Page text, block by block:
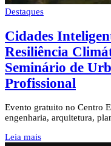
Destaques
Cidades
Resiliência
Seminário de
Profissional
Evento gratuito no Centro
engenharia, arquitetura,
Leia mais